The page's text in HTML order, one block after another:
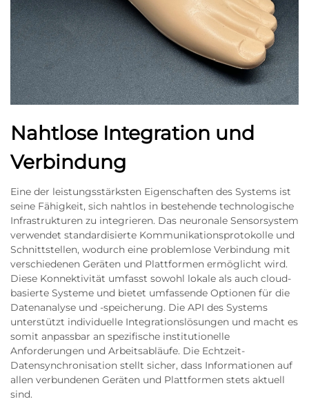
Nahtlose Integration und
Verbindung
Eine der leistungsstärksten Eigenschaften des Systems ist
seine Fähigkeit, sich nahtlos in bestehende technologische
Infrastrukturen zu integrieren. Das neuronale Sensorsystem
verwendet standardisierte Kommunikationsprotokolle und
Schnittstellen, wodurch eine problemlose Verbindung mit
verschiedenen Geräten und Plattformen ermöglicht wird.
Diese Konnektivität umfasst sowohl lokale als auch cloud-
basierte Systeme und bietet umfassende Optionen für die
Datenanalyse und -speicherung. Die API des Systems
unterstützt individuelle Integrationslösungen und macht es
somit anpassbar an spezifische institutionelle
Anforderungen und Arbeitsabläufe. Die Echtzeit-
Datensynchronisation stellt sicher, dass Informationen auf
allen verbundenen Geräten und Plattformen stets aktuell
sind.